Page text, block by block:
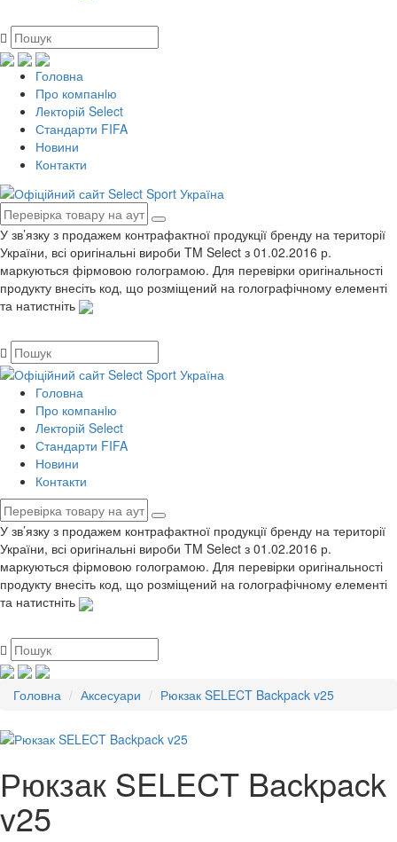
Головна
Про компанiю
Лекторій Select
Стандарти FIFA
Новини
Контакти
У зв’язку з продажем контрафактної продукції бренду на території
України, всі оригінальні вироби TM Select з 01.02.2016 р.
маркуються фірмовою голограмою. Для перевірки оригінальності
продукту внесіть код, що розміщений на голографічному елементі
та натистніть
Головна
Про компанiю
Лекторій Select
Стандарти FIFA
Новини
Контакти
У зв’язку з продажем контрафактної продукції бренду на території
України, всі оригінальні вироби TM Select з 01.02.2016 р.
маркуються фірмовою голограмою. Для перевірки оригінальності
продукту внесіть код, що розміщений на голографічному елементі
та натистніть
Головна Аксесуари Рюкзак SELECT Backpack v25
Рюкзак SELECT Backpack
v25